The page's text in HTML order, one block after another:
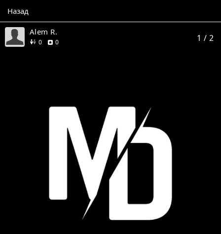
Назад
Alem R.
0друзей
0отзывов 1 / 2